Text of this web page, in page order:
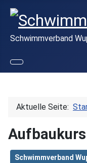
Schwimmverband
Aktuelle Seite:
Schwimmverband